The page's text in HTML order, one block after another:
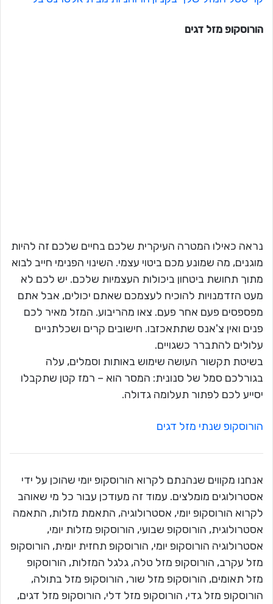
הורוסקופ מזל דגים
נראה כאילו המטרה העיקרית שלכם בחיים שלכם זה להיות
מוגנים, מה שמונע מכם ביטוי עצמי. השינוי הפנימי חייב לבוא
מתוך תחושת ביטחון ביכולות העצמיות שלכם. יש לכם לא
מעט הזדמנויות להוכיח לעצמכם שאתם יכולים, אבל אתם
מפספסים פעם אחר פעם. צאו מהריבוע. המזל מאיר לכם
פנים ואין צ'אנס שתתאכזבו. חישובים קרים ושכלתניים
עלולים להתברר כשגויים.
בשיטת תקשור העושה שימוש באותות וסמלים, עלה
בגורלכם סמל של סנונית: המסר הוא – רמז קטן שתקבלו
יסייע לכם לפתור תעלומה גדולה.
הורוסקופ שנתי מזל דגים
אנחנו מקווים שנהנתם לקרוא הורוסקופ יומי שהוכן על ידי
אסטרולוגים מומלצים. עמוד זה מעודכן עבור כל מי שאוהב
לקרוא הורוסקופ יומי, אסטרולוגיה, התאמת מזלות, התאמה
אסטרולוגית, הורוסקופ שבועי, הורוסקופ מזלות יומי,
אסטרולוגיה הורוסקופ יומי, הורוסקופ תחזית יומית, הורוסקופ
מזל עקרב, הורוסקופ מזל טלה, גלגל המזלות, הורוסקופ
מזל תאומים, הורוסקופ מזל שור, הורוסקופ מזל בתולה,
הורוסקופ מזל גדי, הורוסקופ מזל דלי, הורוסקופ מזל דגים,